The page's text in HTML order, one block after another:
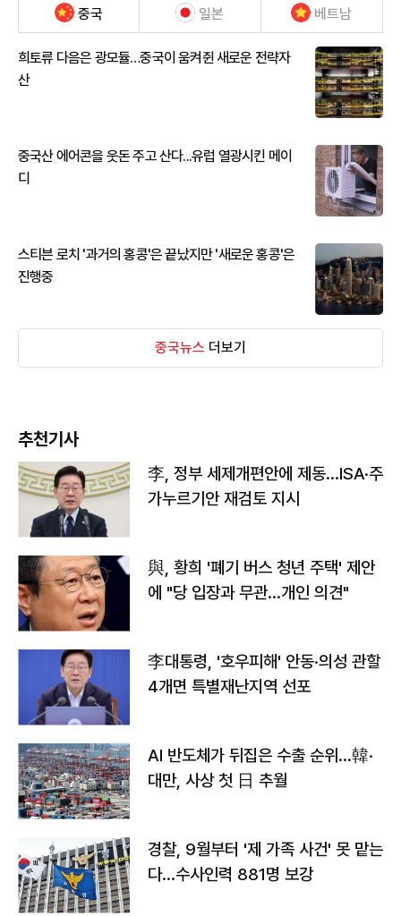
중국 일본 베트남
희토류 다음은 광모듈…중국이 움켜쥔 새로운 전략자
산
중국산 에어콘을 웃돈 주고 산다...유럽 열광시킨 메이
디
스티븐 로치 '과거의 홍콩'은 끝났지만 '새로운 홍콩'은
진행중
중국뉴스 더보기
추천기사
李, 정부 세제개편안에 제동…ISA·주
가누르기안 재검토 지시
與, 황희 '폐기 버스 청년 주택' 제안
에 "당 입장과 무관…개인 의견"
李대통령, '호우피해' 안동·의성 관할
4개면 특별재난지역 선포
AI 반도체가 뒤집은 수출 순위…韓·
대만, 사상 첫 日 추월
경찰, 9월부터 '제 가족 사건' 못 맡는
다…수사인력 881명 보강